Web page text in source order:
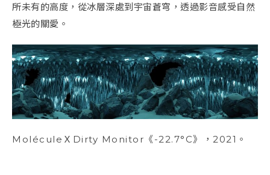
所未有的高度，從冰層深處到宇宙蒼穹，透過影音感受自然
極光的關愛。
MoléculeＸDirty Monitor《-22.7°C》，2021。